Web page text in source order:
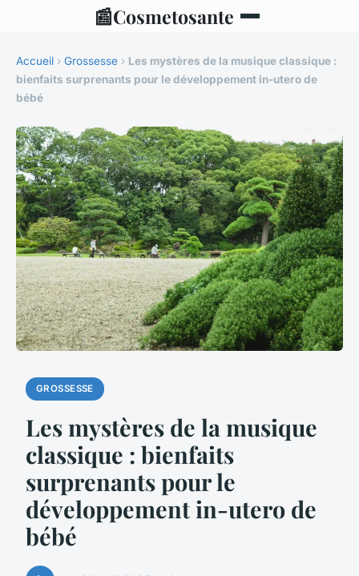
📰Cosmetosante
Accueil › Grossesse › Les mystères de la musique classique :
bienfaits surprenants pour le développement in-utero de
bébé
GROSSESSE
Les mystères de la musique
classique : bienfaits
surprenants pour le
développement in-utero de
bébé